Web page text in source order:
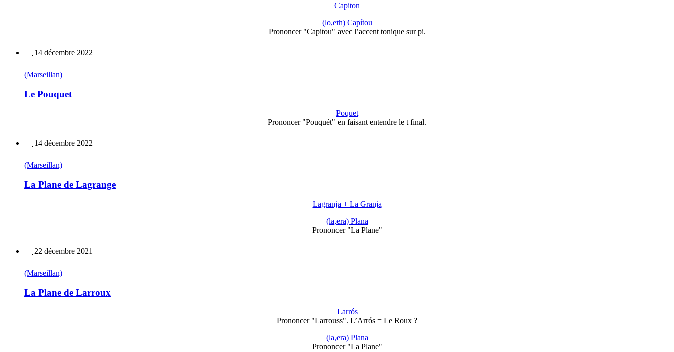
Capiton
(lo,eth) Capítou
Prononcer "Capitou" avec l’accent tonique sur pi.
14 décembre 2022
(Marseillan)
Le Pouquet
Poquet
Prononcer "Pouquét" en faisant entendre le t final.
14 décembre 2022
(Marseillan)
La Plane de Lagrange
Lagranja + La Granja
(la,era) Plana
Prononcer "La Plane"
22 décembre 2021
(Marseillan)
La Plane de Larroux
Larrós
Prononcer "Larrouss". L’Arrós = Le Roux ?
(la,era) Plana
Prononcer "La Plane"